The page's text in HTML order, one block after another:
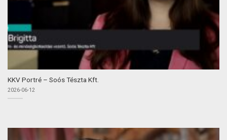
KKV Portré – Soós Tészta Kft.
2026-06-12